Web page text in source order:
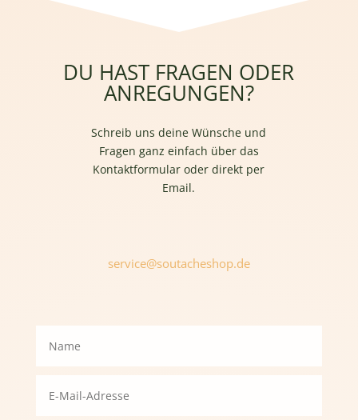
DU HAST FRAGEN ODER
ANREGUNGEN?
Schreib uns deine Wünsche und
Fragen ganz einfach über das
Kontaktformular oder direkt per
Email.
service@soutacheshop.de